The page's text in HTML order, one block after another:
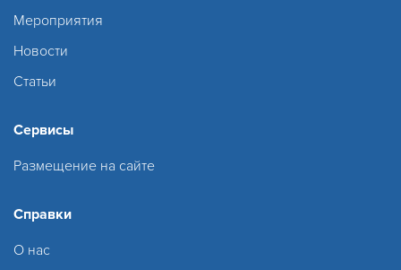
Мероприятия
Новости
Статьи
Сервисы
Размещение на сайте
Справки
О нас